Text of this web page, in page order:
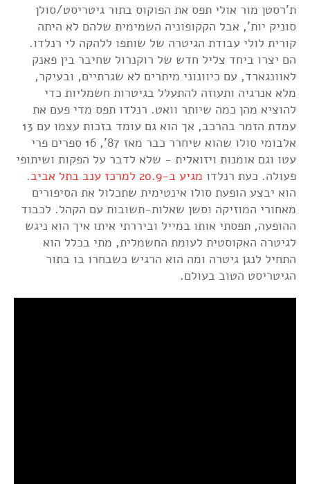
ת'רסטן מור אולי תפס את הפוקוס בתור גיטריסט/סולן
סוניק יות', אבל הקקופוניה השמימית שלהם לא היתה
קורית לולי עבודת הגיטרה של שותפו ללהקה לי רנלדו.
הם יצרו ביחד צליל חדש של רוקנרול שחיבר בין פאנק
לאוונגארד, עם כיוונוני מיתרים לא שגרתיים, ובעיקר,
מלא אנרגיה ותעוזה להתעלל בגיטרות חשמליות כדי
להוציא מהן כמה שיותר וואט. רנלדו תפס מדי פעם את
עמדת הזמר בהרכב, אך הוא גם עומד בזכות עצמו עם 13
אלבומי סולו שהוא שיחרר כבר מאז 87', 16 ספרים פרי
עטו וגם אומנות ויזואלית - שלא לדבר על הפקות ושיתופי
פעולה. כעת רנלדו מגיע ב-20.9 למרכז ענב בתל אביב
.
הוא יבצע הופעת סולו אינטימית שתכלול את הסיפורים
מאחורי המוזיקה וסשן שאלות-תשובות עם הקהל. לכבוד
ההופעה, תפסתי אותו במייל וביררתי איתו איך הוא ניגש
לגיטרה האקוסטית לעומת החשמלית, מתי בכלל הוא
התחיל לנגן גיטרה ומה הוא הרגיש כשבחרו בו בתור
הגיטריסט הטוב בעולם.